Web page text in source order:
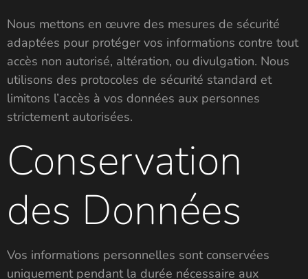
Nous mettons en œuvre des mesures de sécurité
adaptées pour protéger vos informations contre tout
accès non autorisé, altération, ou divulgation. Nous
utilisons des protocoles de sécurité standard et
limitons l’accès à vos données aux personnes
strictement autorisées.
Conservation
des Données
Vos informations personnelles sont conservées
uniquement pendant la durée nécessaire aux